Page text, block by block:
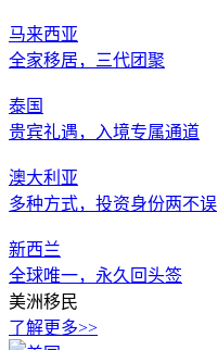
马来西亚
全家移居，三代团聚
泰国
贵宾礼遇，入境专属通道
澳大利亚
多种方式，投资身份两不误
新西兰
全球唯一，永久回头签
美洲移民
了解更多>>